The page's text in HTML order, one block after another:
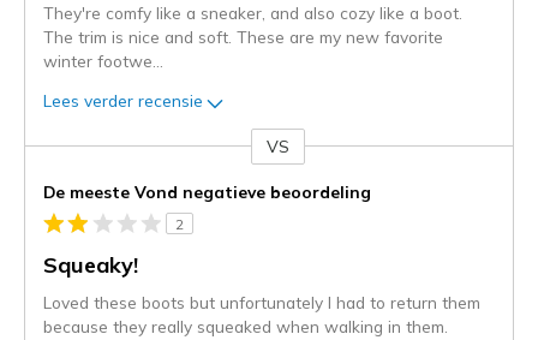
They're comfy like a sneaker, and also cozy like a boot.
The trim is nice and soft. These are my new favorite
winter footwe
Lees verder recensie
content
wordt
momenteel
gemigreerd
de
niejee
VS
De meeste Vond negatieve beoordeling
2
Squeaky!
Loved these boots but unfortunately I had to return them
because they really squeaked when walking in them.